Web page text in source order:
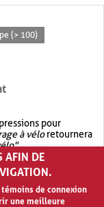
(> 100)
pour
à véloretournera
.
OR.garage OR vélo
garage à vélo
AFIN DE
de connexion
une meilleure